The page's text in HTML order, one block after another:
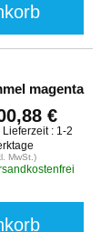
magenta
€
Lieferzeit : 1-2
MwSt.)